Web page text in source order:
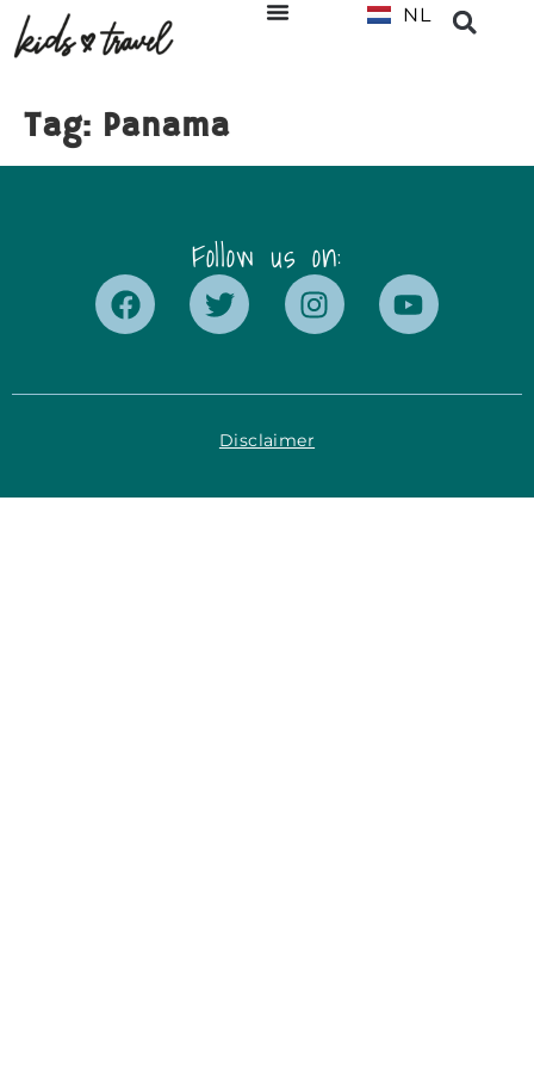
NL
EN
Tag: Panama
Follow us on:
Disclaimer